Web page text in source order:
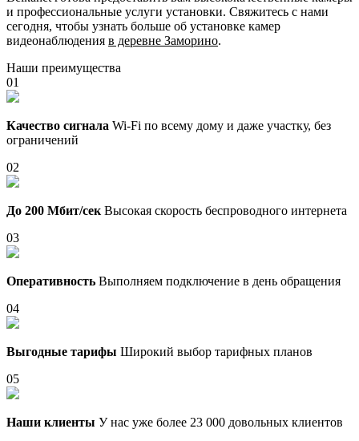
и профессиональные услуги установки. Свяжитесь с нами
сегодня, чтобы узнать больше об установке камер
видеонаблюдения в деревне Заморино.
Наши преимущества
01
Качество сигнала Wi-Fi по всему дому и даже участку, без
ограничений
02
До 200 Мбит/сек Высокая скорость беспроводного интернета
03
Оперативность Выполняем подключение в день обращения
04
Выгодные тарифы Широкий выбор тарифных планов
05
Наши клиенты У нас уже более 23 000 довольных клиентов